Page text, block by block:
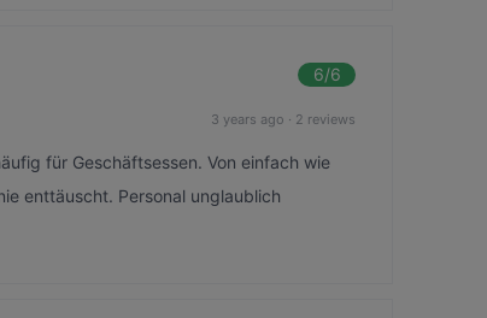
6/6
3 years ago · 2 reviews
für Geschäftsessen. Von einfach wie
enttäuscht. Personal unglaublich